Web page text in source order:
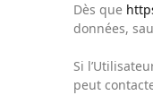
Dès que
données,
Si
peut